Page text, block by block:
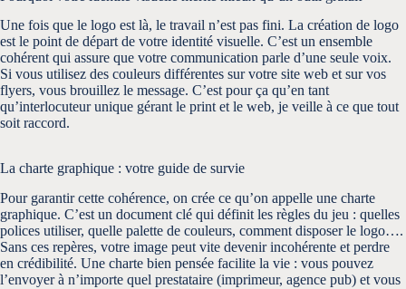
Une fois que le logo est là, le travail n’est pas fini. La création de logo
est le point de départ de votre identité visuelle. C’est un ensemble
cohérent qui assure que votre communication parle d’une seule voix.
Si vous utilisez des couleurs différentes sur votre site web et sur vos
flyers, vous brouillez le message. C’est pour ça qu’en tant
qu’interlocuteur unique gérant le print et le web, je veille à ce que tout
soit raccord.
La charte graphique : votre guide de survie
Pour garantir cette cohérence, on crée ce qu’on appelle une charte
graphique. C’est un document clé qui définit les règles du jeu : quelles
polices utiliser, quelle palette de couleurs, comment disposer le logo….
Sans ces repères, votre image peut vite devenir incohérente et perdre
en crédibilité. Une charte bien pensée facilite la vie : vous pouvez
l’envoyer à n’importe quel prestataire (imprimeur, agence pub) et vous